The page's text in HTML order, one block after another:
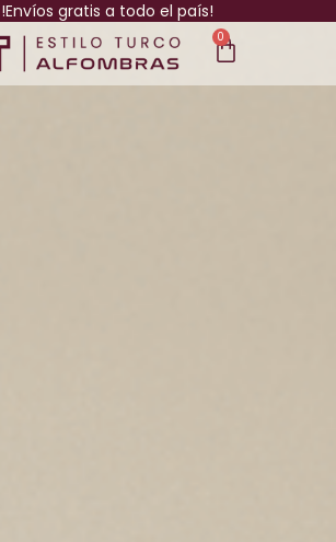
!Envíos gratis a todo el país!
0